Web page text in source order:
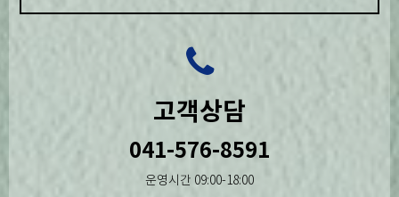
고객상담
041-576-8591
운영시간 09:00-18:00